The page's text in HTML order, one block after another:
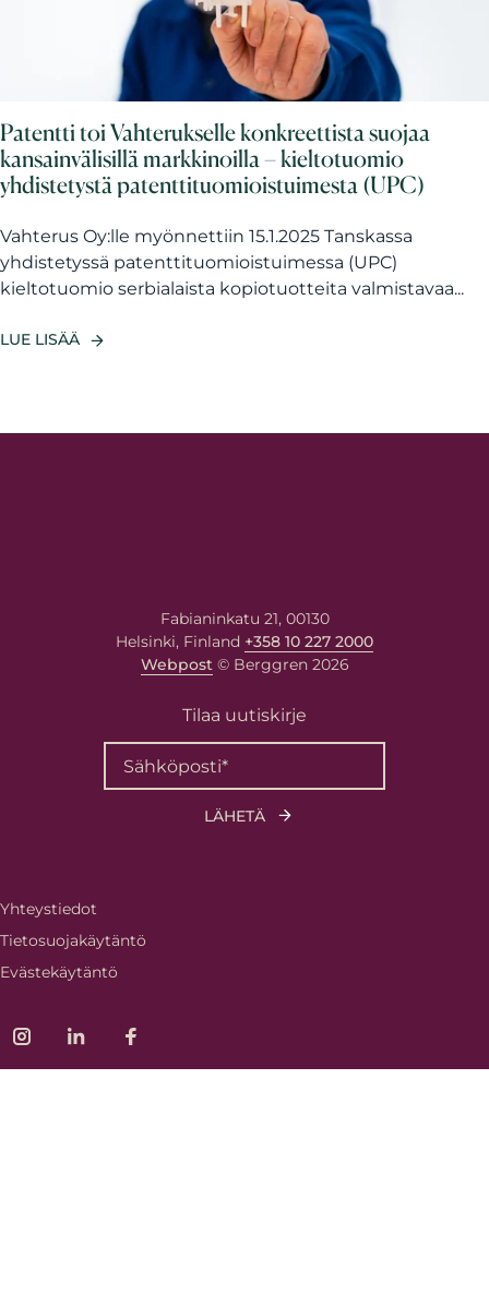
Patentti toi Vahterukselle konkreettista suojaa
kansainvälisillä markkinoilla – kieltotuomio
yhdistetystä patenttituomioistuimesta (UPC)
Vahterus Oy:lle myönnettiin 15.1.2025 Tanskassa
yhdistetyssä patenttituomioistuimessa (UPC)
kieltotuomio serbialaista kopiotuotteita valmistavaa...
LUE LISÄÄ
Fabianinkatu 21, 00130
Helsinki, Finland +358 10 227 2000
Webpost© Berggren 2026
Tilaa uutiskirje
Yhteystiedot
Tietosuojakäytäntö
Evästekäytäntö